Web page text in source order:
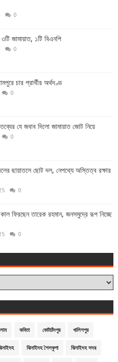
0
জামায়াত, ১টি বিএনপি
0
চার প্রার্থীর অর্থদণ্ড
0
যে জবাব দিলো জামায়াত জোট নিয়ে
0
ছায়াতলে ছোট দল, নেপথ্যে অস্তিত্ব রক্ষার
0
কাল ফিরছেন তারেক রহমান, জনসমুদ্রে রূপ নিচ্ছে
0
কবিতা কোটচাঁদপুর খালিশপুর
ঝিনাইদহ শৈলকুপা ঝিনাইদহ সদর